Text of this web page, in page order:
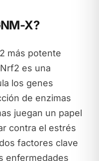
X?
más potente
es una
los genes
de enzimas
juegan un papel
contra el estrés
factores clave
enfermedades